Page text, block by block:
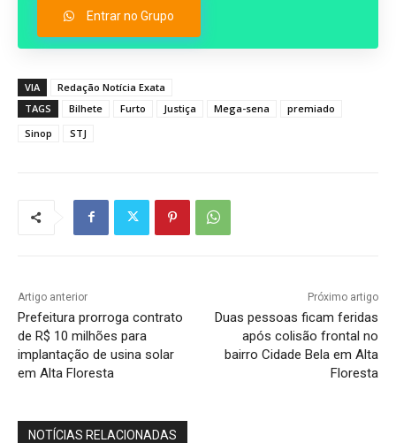
Entrar no Grupo
VIA
Redação Notícia Exata
TAGS
Bilhete Furto Justiça Mega-sena
premiado
Sinop
STJ
Artigo anterior
Prefeitura prorroga contrato
de R$ 10 milhões para
implantação de usina solar
em Alta Floresta
Próximo artigo
Duas pessoas ficam feridas
após colisão frontal no
bairro Cidade Bela em Alta
Floresta
NOTÍCIAS RELACIONADAS